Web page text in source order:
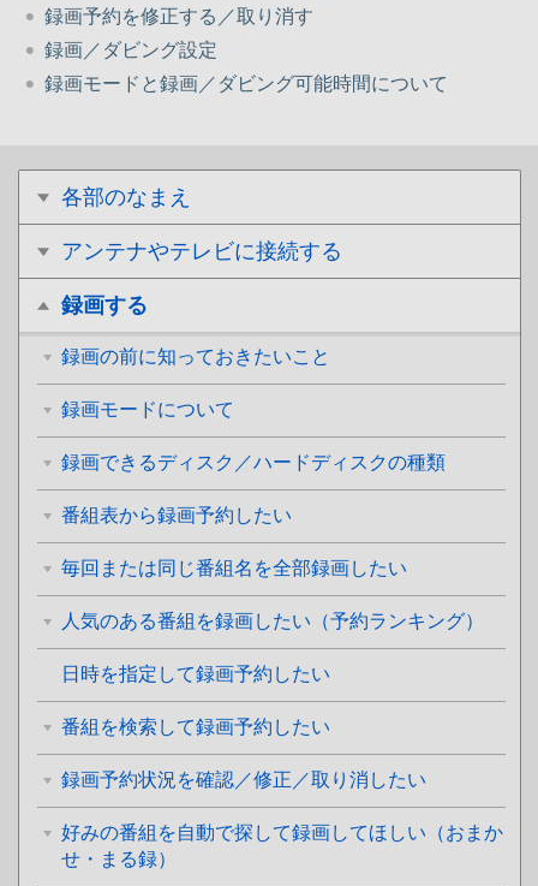
各部のなまえ
アンテナやテレビに接続する
録画する
録画の前に知っておきたいこと
録画モードについて
録画できるディスク／ハードディスクの種類
番組表から録画予約したい
毎回または同じ番組名を全部録画したい
人気のある番組を録画したい（予約ランキング）
日時を指定して録画予約したい
番組を検索して録画予約したい
録画予約状況を確認／修正／取り消したい
好みの番組を自動で探して録画してほしい（おまか
せ・まる録）
録画予約を修正する／取り消す
録画／ダビング設定
録画モードと録画／ダビング可能時間について